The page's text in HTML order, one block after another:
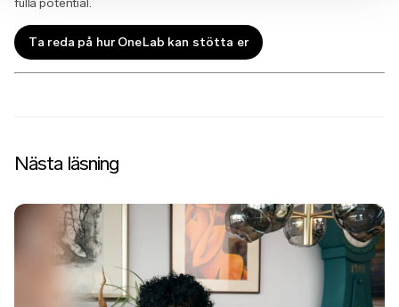
Ta reda på hur OneLab kan stötta er
Nästa läsning